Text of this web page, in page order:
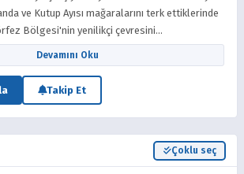
ve Kutup Ayısı mağaralarını terk ettiklerinde
Bölgesi'nin yenilikçi çevresini
üzerine yığılıyorlar ve kardeşlerinin
bir dünya hakkında öğrenecekleri çok
maceradaki tarafları, en iyi arkadaşı Chloe
tek insan karakteri), şöhret takıntılı panda
(Koca Ayak)'ta onlarla birlikte yer alıyor.
Devamını Oku
Takip Et
Çoklu seç